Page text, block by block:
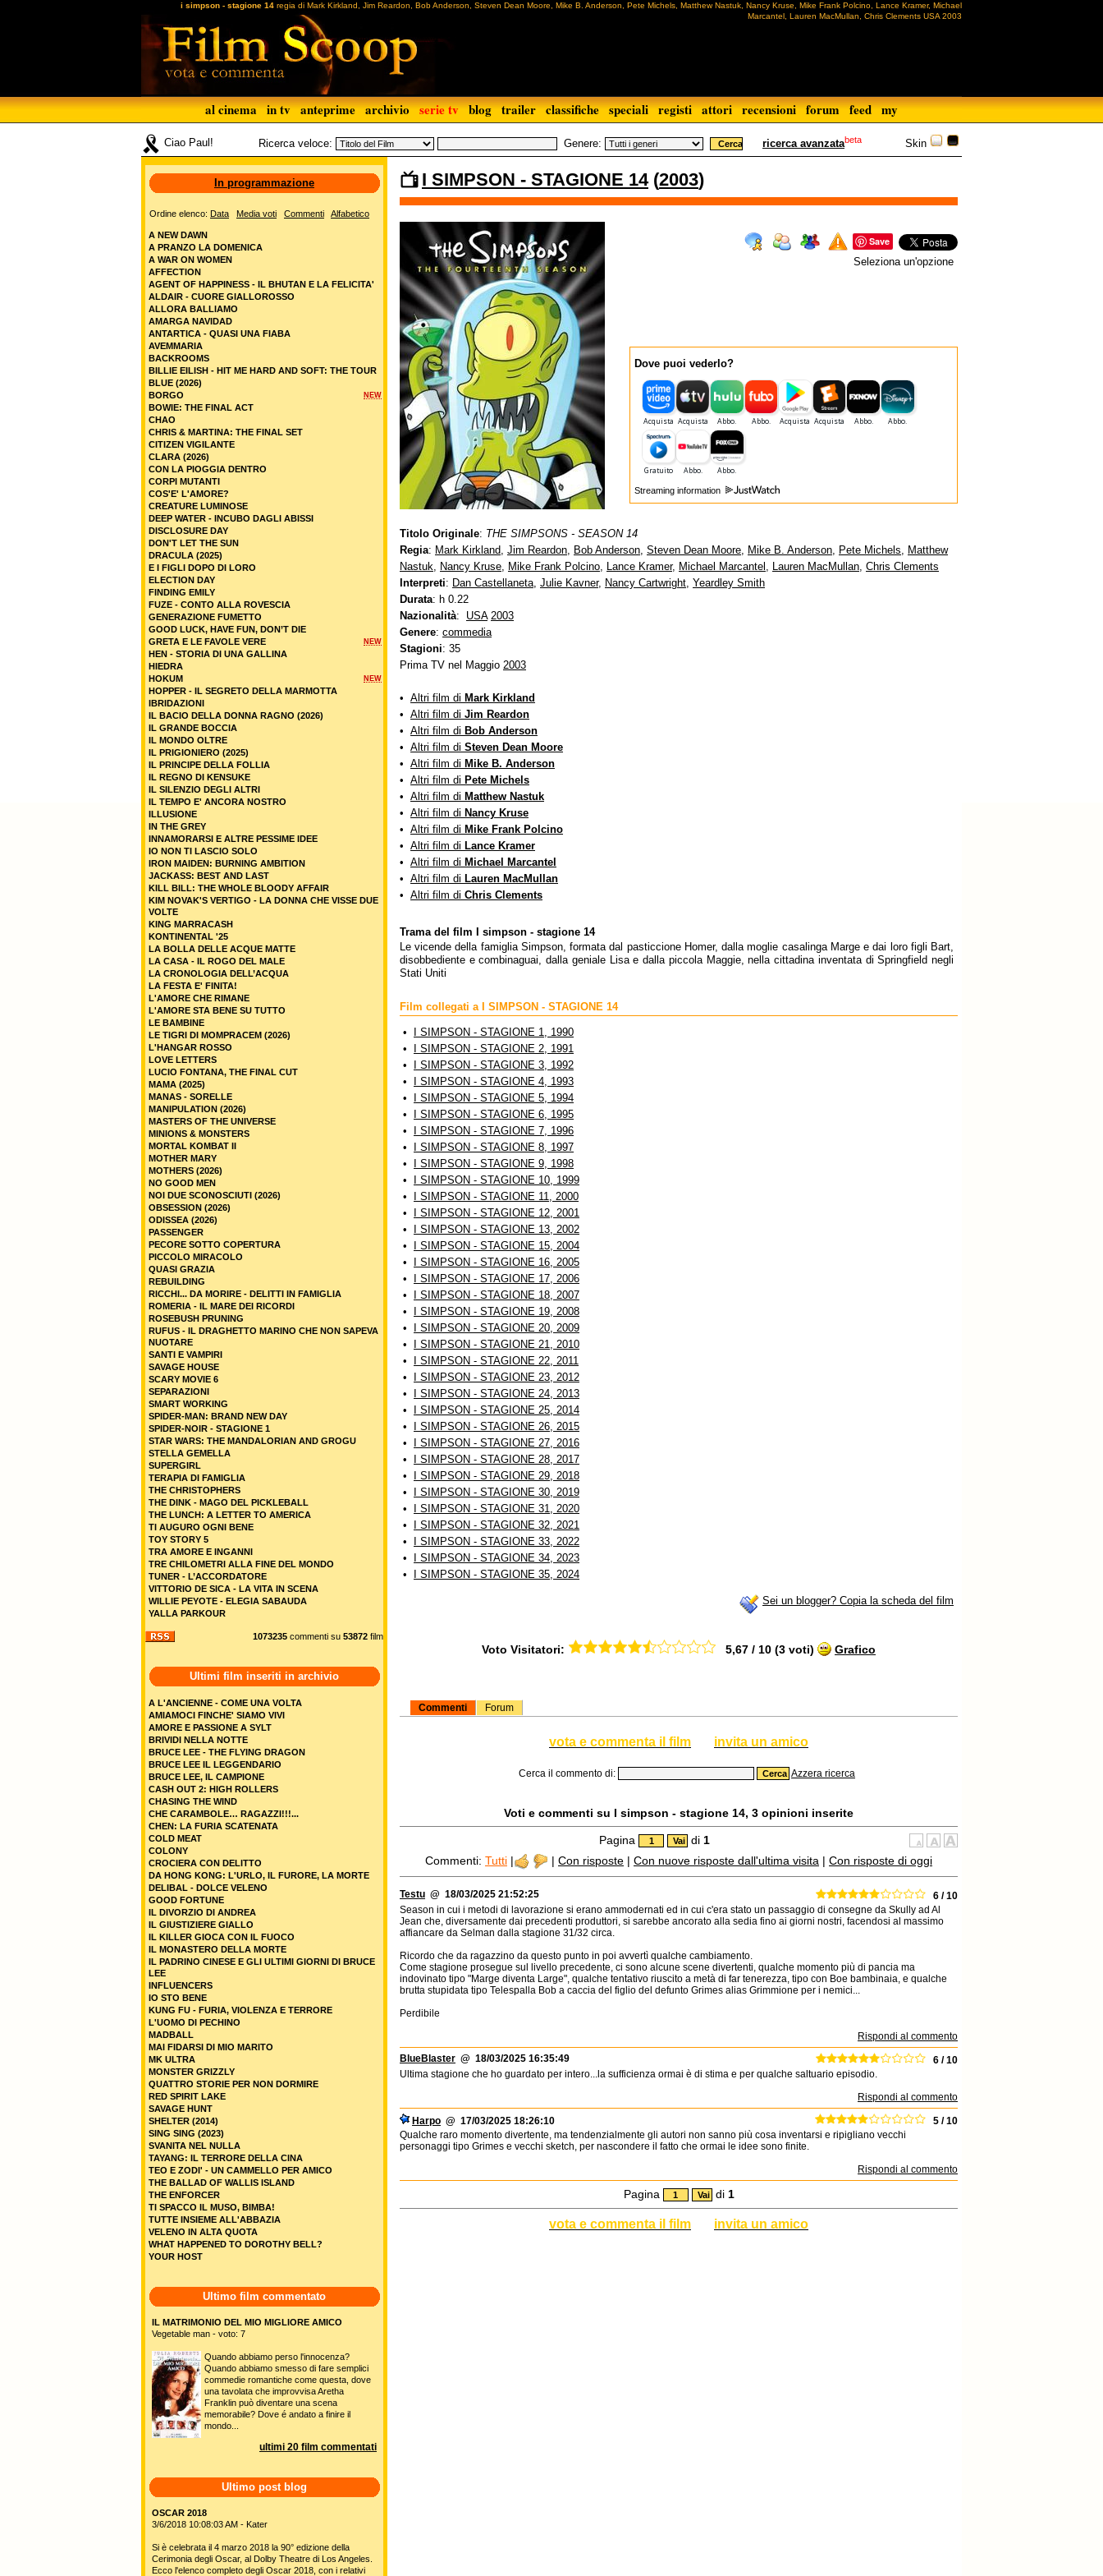
i simpson - stagione 14 regia di Mark Kirkland, Jim Reardon, Bob Anderson, Steven Dean Moore, Mike B. Anderson, Pete Michels, Matthew Nastuk, Nancy Kruse, Mike Frank Polcino, Lance Kramer, Michael
Marcantel, Lauren MacMullan, Chris Clements USA 2003
al cinema in tv anteprime archivio serie tv blog trailer classifiche speciali registi attori recensioni forum feed my
Skin
Ciao Paul! Ricerca veloce: Genere: ricerca avanzatabeta
I SIMPSON - STAGIONE 14(2003)
Save
Seleziona un'opzione
Dove puoi vederlo?
Streaming information
Titolo Originale: THE SIMPSONS - SEASON 14
Regia: Mark Kirkland, Jim Reardon, Bob Anderson, Steven Dean Moore, Mike B. Anderson, Pete Michels, Matthew
Nastuk, Nancy Kruse, Mike Frank Polcino, Lance Kramer, Michael Marcantel , Lauren MacMullan, Chris Clements
Interpreti: Dan Castellaneta, Julie Kavner, Nancy Cartwright, Yeardley Smith
Durata: h 0.22
Nazionalità: USA 2003
Genere: commedia
Stagioni: 35
Prima TV nel Maggio 2003
• Altri film di Mark Kirkland
• Altri film di Jim Reardon
• Altri film di Bob Anderson
• Altri film di Steven Dean Moore
• Altri film di Mike B. Anderson
• Altri film di Pete Michels
• Altri film di Matthew Nastuk
• Altri film di Nancy Kruse
• Altri film di Mike Frank Polcino
• Altri film di Lance Kramer
• Altri film di Michael Marcantel
• Altri film di Lauren MacMullan
• Altri film di Chris Clements
Trama del film I simpson - stagione 14
Le vicende della famiglia Simpson, formata dal pasticcione Homer, dalla moglie casalinga Marge e dai loro figli Bart,
disobbediente e combinaguai, dalla geniale Lisa e dalla piccola Maggie, nella cittadina inventata di Springfield negli
Stati Uniti
Film collegati a I SIMPSON - STAGIONE 14
•
I SIMPSON - STAGIONE 1, 1990
•
I SIMPSON - STAGIONE 2, 1991
•
I SIMPSON - STAGIONE 3, 1992
•
I SIMPSON - STAGIONE 4, 1993
•
I SIMPSON - STAGIONE 5, 1994
•
I SIMPSON - STAGIONE 6, 1995
•
I SIMPSON - STAGIONE 7, 1996
•
I SIMPSON - STAGIONE 8, 1997
•
I SIMPSON - STAGIONE 9, 1998
•
I SIMPSON - STAGIONE 10, 1999
•
I SIMPSON - STAGIONE 11, 2000
•
I SIMPSON - STAGIONE 12, 2001
•
I SIMPSON - STAGIONE 13, 2002
•
I SIMPSON - STAGIONE 15, 2004
•
I SIMPSON - STAGIONE 16, 2005
•
I SIMPSON - STAGIONE 17, 2006
•
I SIMPSON - STAGIONE 18, 2007
•
I SIMPSON - STAGIONE 19, 2008
•
I SIMPSON - STAGIONE 20, 2009
•
I SIMPSON - STAGIONE 21, 2010
•
I SIMPSON - STAGIONE 22, 2011
•
I SIMPSON - STAGIONE 23, 2012
•
I SIMPSON - STAGIONE 24, 2013
•
I SIMPSON - STAGIONE 25, 2014
•
I SIMPSON - STAGIONE 26, 2015
•
I SIMPSON - STAGIONE 27, 2016
•
I SIMPSON - STAGIONE 28, 2017
•
I SIMPSON - STAGIONE 29, 2018
•
I SIMPSON - STAGIONE 30, 2019
•
I SIMPSON - STAGIONE 31, 2020
•
I SIMPSON - STAGIONE 32, 2021
•
I SIMPSON - STAGIONE 33, 2022
•
I SIMPSON - STAGIONE 34, 2023
•
I SIMPSON - STAGIONE 35, 2024
Sei un blogger? Copia la scheda del film
Voto Visitatori: 5,67 / 10 (3 voti) Grafico
Commenti Forum
vota e commenta il film invita un amico
Cerca il commento di: Azzera ricerca
Voti e commenti su I simpson - stagione 14, 3 opinioni inserite
Pagina di 1
Commenti: Tutti | | Con risposte | Con nuove risposte dall'ultima visita | Con risposte di oggi
Testu @ 18/03/2025 21:52:25
6 / 10
Season in cui i metodi di lavorazione si erano ammodernati ed in cui c'era stato un passaggio di consegne da Skully ad Al
Jean che, diversamente dai precedenti produttori, si sarebbe ancorato alla sedia fino ai giorni nostri, facendosi al massimo
affiancare da Selman dalla stagione 31/32 circa.
Ricordo che da ragazzino da questo punto in poi avvertì qualche cambiamento.
Come stagione prosegue sul livello precedente, ci sono alcune scene divertenti, qualche momento più di pancia ma
indovinato tipo "Marge diventa Large", qualche tentativo riuscito a metà di far tenerezza, tipo con Boe bambinaia, e qualche
brutta stupidata tipo Telespalla Bob a caccia del figlio del defunto Grimes alias Grimmione per i nemici...
Perdibile
Rispondi al commento
BlueBlaster @ 18/03/2025 16:35:49
6 / 10
Ultima stagione che ho guardato per intero...la sufficienza ormai è di stima e per qualche saltuario episodio.
Rispondi al commento
Harpo @ 17/03/2025 18:26:10
5 / 10
Qualche raro momento divertente, ma tendenzialmente gli autori non sanno più cosa inventarsi e ripigliano vecchi
personaggi tipo Grimes e vecchi sketch, per nascondere il fatto che ormai le idee sono finite.
Rispondi al commento
Pagina di 1
vota e commenta il film invita un amico
In programmazione
Ordine elenco: Data Media voti Commenti Alfabetico
A NEW DAWN
A PRANZO LA DOMENICA
A WAR ON WOMEN
AFFECTION
AGENT OF HAPPINESS - IL BHUTAN E LA FELICITA'
ALDAIR - CUORE GIALLOROSSO
ALLORA BALLIAMO
AMARGA NAVIDAD
ANTARTICA - QUASI UNA FIABA
AVEMMARIA
BACKROOMS
BILLIE EILISH - HIT ME HARD AND SOFT: THE TOUR
BLUE (2026)
NEW
BORGO
BOWIE: THE FINAL ACT
CHAO
CHRIS & MARTINA: THE FINAL SET
CITIZEN VIGILANTE
CLARA (2026)
CON LA PIOGGIA DENTRO
CORPI MUTANTI
COS'E' L'AMORE?
CREATURE LUMINOSE
DEEP WATER - INCUBO DAGLI ABISSI
DISCLOSURE DAY
DON'T LET THE SUN
DRACULA (2025)
E I FIGLI DOPO DI LORO
ELECTION DAY
FINDING EMILY
FUZE - CONTO ALLA ROVESCIA
GENERAZIONE FUMETTO
GOOD LUCK, HAVE FUN, DON’T DIE
NEW
GRETA E LE FAVOLE VERE
HEN - STORIA DI UNA GALLINA
HIEDRA
NEW
HOKUM
HOPPER - IL SEGRETO DELLA MARMOTTA
IBRIDAZIONI
IL BACIO DELLA DONNA RAGNO (2026)
IL GRANDE BOCCIA
IL MONDO OLTRE
IL PRIGIONIERO (2025)
IL PRINCIPE DELLA FOLLIA
IL REGNO DI KENSUKE
IL SILENZIO DEGLI ALTRI
IL TEMPO E' ANCORA NOSTRO
ILLUSIONE
IN THE GREY
INNAMORARSI E ALTRE PESSIME IDEE
IO NON TI LASCIO SOLO
IRON MAIDEN: BURNING AMBITION
JACKASS: BEST AND LAST
KILL BILL: THE WHOLE BLOODY AFFAIR
KIM NOVAK'S VERTIGO - LA DONNA CHE VISSE DUE
VOLTE
KING MARRACASH
KONTINENTAL '25
LA BOLLA DELLE ACQUE MATTE
LA CASA - IL ROGO DEL MALE
LA CRONOLOGIA DELL’ACQUA
LA FESTA E' FINITA!
L'AMORE CHE RIMANE
L'AMORE STA BENE SU TUTTO
LE BAMBINE
LE TIGRI DI MOMPRACEM (2026)
L'HANGAR ROSSO
LOVE LETTERS
LUCIO FONTANA, THE FINAL CUT
MAMA (2025)
MANAS - SORELLE
MANIPULATION (2026)
MASTERS OF THE UNIVERSE
MINIONS & MONSTERS
MORTAL KOMBAT II
MOTHER MARY
MOTHERS (2026)
NO GOOD MEN
NOI DUE SCONOSCIUTI (2026)
OBSESSION (2026)
ODISSEA (2026)
PASSENGER
PECORE SOTTO COPERTURA
PICCOLO MIRACOLO
QUASI GRAZIA
REBUILDING
RICCHI... DA MORIRE - DELITTI IN FAMIGLIA
ROMERIA - IL MARE DEI RICORDI
ROSEBUSH PRUNING
RUFUS - IL DRAGHETTO MARINO CHE NON SAPEVA
NUOTARE
SANTI E VAMPIRI
SAVAGE HOUSE
SCARY MOVIE 6
SEPARAZIONI
SMART WORKING
SPIDER-MAN: BRAND NEW DAY
SPIDER-NOIR - STAGIONE 1
STAR WARS: THE MANDALORIAN AND GROGU
STELLA GEMELLA
SUPERGIRL
TERAPIA DI FAMIGLIA
THE CHRISTOPHERS
THE DINK - MAGO DEL PICKLEBALL
THE LUNCH: A LETTER TO AMERICA
TI AUGURO OGNI BENE
TOY STORY 5
TRA AMORE E INGANNI
TRE CHILOMETRI ALLA FINE DEL MONDO
TUNER - L’ACCORDATORE
VITTORIO DE SICA - LA VITA IN SCENA
WILLIE PEYOTE - ELEGIA SABAUDA
YALLA PARKOUR
1073235 commenti su 53872 film
Ultimi film inseriti in archivio
A L'ANCIENNE - COME UNA VOLTA
AMIAMOCI FINCHE' SIAMO VIVI
AMORE E PASSIONE A SYLT
BRIVIDI NELLA NOTTE
BRUCE LEE - THE FLYING DRAGON
BRUCE LEE IL LEGGENDARIO
BRUCE LEE, IL CAMPIONE
CASH OUT 2: HIGH ROLLERS
CHASING THE WIND
CHE CARAMBOLE… RAGAZZI!!!...
CHEN: LA FURIA SCATENATA
COLD MEAT
COLONY
CROCIERA CON DELITTO
DA HONG KONG: L'URLO, IL FURORE, LA MORTE
DELIBAL - DOLCE VELENO
GOOD FORTUNE
IL DIVORZIO DI ANDREA
IL GIUSTIZIERE GIALLO
IL KILLER GIOCA CON IL FUOCO
IL MONASTERO DELLA MORTE
IL PADRINO CINESE E GLI ULTIMI GIORNI DI BRUCE
LEE
INFLUENCERS
IO STO BENE
KUNG FU - FURIA, VIOLENZA E TERRORE
L'UOMO DI PECHINO
MADBALL
MAI FIDARSI DI MIO MARITO
MK ULTRA
MONSTER GRIZZLY
QUATTRO STORIE PER NON DORMIRE
RED SPIRIT LAKE
SAVAGE HUNT
SHELTER (2014)
SING SING (2023)
SVANITA NEL NULLA
TAYANG: IL TERRORE DELLA CINA
TEO E ZODI' - UN CAMMELLO PER AMICO
THE BALLAD OF WALLIS ISLAND
THE ENFORCER
TI SPACCO IL MUSO, BIMBA!
TUTTE INSIEME ALL'ABBAZIA
VELENO IN ALTA QUOTA
WHAT HAPPENED TO DOROTHY BELL?
YOUR HOST
Ultimo film commentato
IL MATRIMONIO DEL MIO MIGLIORE AMICO
Vegetable man - voto: 7
Quando abbiamo perso l'innocenza?
Quando abbiamo smesso di fare semplici
commedie romantiche come questa, dove
una tavolata che improvvisa Aretha
Franklin può diventare una scena
memorabile? Dove é andato a finire il
mondo...
ultimi 20 film commentati
Ultimo post blog
OSCAR 2018
3/6/2018 10:08:03 AM - Kater
Si è celebrata il 4 marzo 2018 la 90° edizione della
Cerimonia degli Oscar, al Dolby Theatre di Los Angeles.
Ecco l'elenco completo degli Oscar 2018, con i relativi